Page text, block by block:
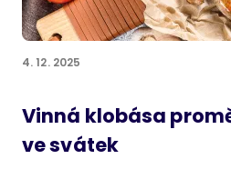
4. 12. 2025
Vinná klobása
ve svátek